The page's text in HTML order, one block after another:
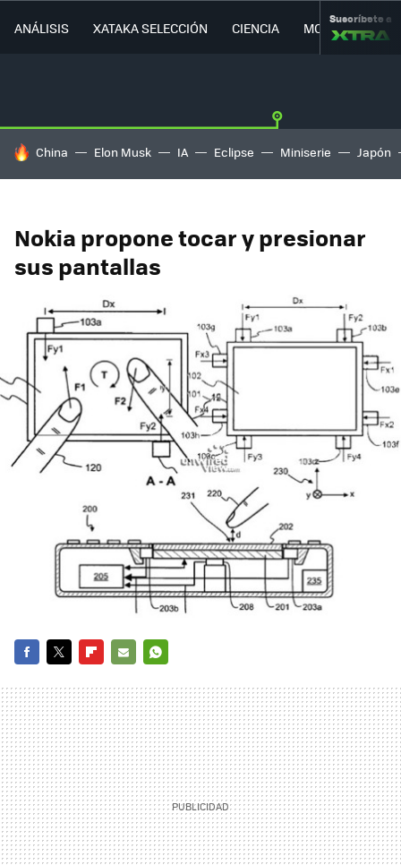
ANÁLISIS XATAKA SELECCIÓN CIENCIA MOVILIDAD
Suscríbete a
HOY SE HABLA DE
China Elon Musk IA Eclipse Miniserie Japón
Nokia propone tocar y presionar
sus pantallas
MAIL